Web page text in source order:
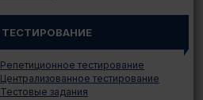
ТЕСТИРОВАНИЕ
Репетиционное тестирование
Централизованное тестирование
Тестовые задания